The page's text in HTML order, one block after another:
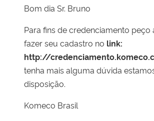
Bom dia Sr. Bruno
Para fins de credenciamento peço
fazer seu cadastro no link:
http://
tenha mais alguma dúvida
disposição.
Komeco Brasil